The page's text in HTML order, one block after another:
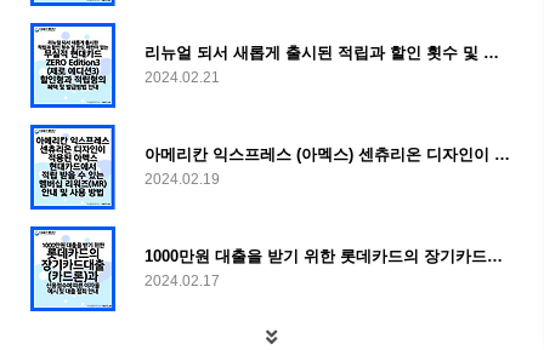
리뉴얼 되서 새롭게 출시된 적립과 할인 횟수 및 한도 제한이 없는 무실적 현대카드 ZERO Edition3 (제로 에디션3) 할인형과 적립형의 혜택 및 발급방법 안내
2024.02.21
아메리칸 익스프레스 (아멕스) 센츄리온 디자인이 적용된 아멕스 현대카드에서 적립 받을 수 있는 멤버십 리워즈(MR) 안내 및 사용 방법
2024.02.19
1000만원 대출을 받기 위한 롯데카드의 장기카드대출(카드론)과 신용점수에 따른 이자율 예시 및 대출 철회 안내
2024.02.17